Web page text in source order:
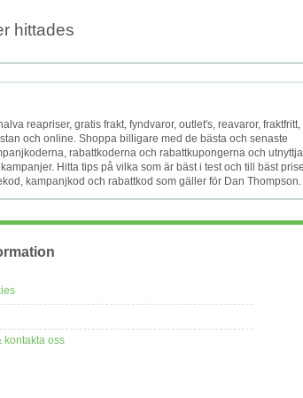
hittades
reapriser, gratis frakt, fyndvaror, outlet's, reavaror, fraktfritt,
och online. Shoppa billigare med de bästa och senaste
rabattkoderna och rabattkupongerna och utnyttja
Hitta tips på vilka som är bäst i test och till bäst
kampanjkod och rabattkod som gäller för Dan Thompson.
kontakta oss